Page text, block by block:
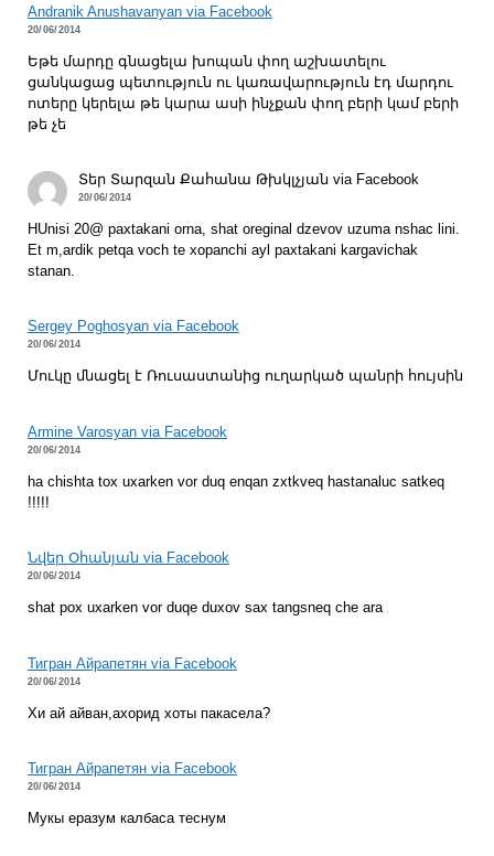
Andranik Anushavanyan via Facebook
20/06/2014
Եթե մարդը գնացելա խոպան փող աշխատելու
ցանկացաց պետություն ու կառավարություն էդ մարդու
ոտերը կերելա թե կարա ասի ինչքան փող բերի կամ բերի
թե չե
Տեր Տարզան Քահանա Թխկլչյան via Facebook
20/06/2014
HUnisi 20@ paxtakani orna, shat oreginal dzevov uzuma nshac lini.
Et m,ardik petqa voch te xopanchi ayl paxtakani kargavichak
stanan.
Sergey Poghosyan via Facebook
20/06/2014
Մուկը մնացել է Ռուսաստանից ուղարկած պանրի հույսին
Armine Varosyan via Facebook
20/06/2014
ha chishta tox uxarken vor duq enqan zxtkveq hastanaluc satkeq
!!!!!
Նվեր Օհանյան via Facebook
20/06/2014
shat pox uxarken vor duqe duxov sax tangsneq che ara
Тигран Айрапетян via Facebook
20/06/2014
Хи ай айван,ахорид хоты пакасела?
Тигран Айрапетян via Facebook
20/06/2014
Мукы еразум калбаса теснум